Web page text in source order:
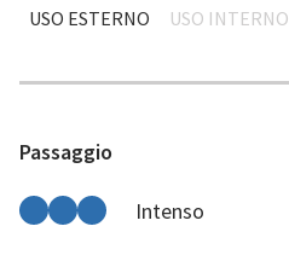
USO ESTERNO USO INTERNO
Passaggio
Intenso